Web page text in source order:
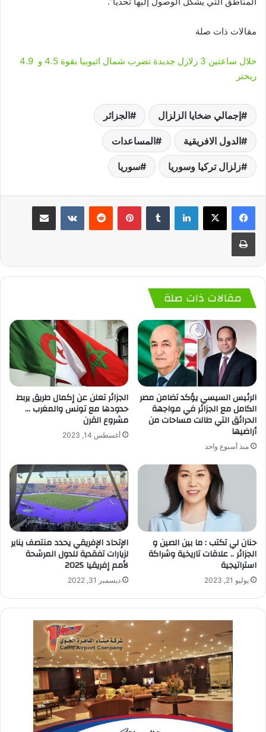
مقالات ذات صلة
خلال ساعتين 3 زلازل جديدة تضرب شمال اثيوبيا بقوة 4.5 و 4.9
ريختر
إجمالي ضخايا الزلزال الجزائر
الدول الافريقية المساعدات
زلزال تركيا وسوريا سوريا
لينكدإن بينتيريست
مقالات ذات صلة
الرئيس السيسي يؤكد تضامن مصر
الكامل مع الجزائر في مواجهة
الحرائق التي طالت مساحات من
أراضيها
منذ أسبوع واحد
الجزائر تعلن عن إكمال طريق يربط
حدودها مع تونس والمغرب …
مشروع القرن
أغسطس 14, 2023
حنان لي تكتب : ما بين الصين و
الجزائر .. علاقات تاريخية وشراكة
استراتيجية
يوليو 21, 2023
الإتحاد الإفريقي يحدد منتصف يناير
لزيارات تفقدية للدول المرشحة
لأمم إفريقيا 2025
ديسمبر 31, 2022